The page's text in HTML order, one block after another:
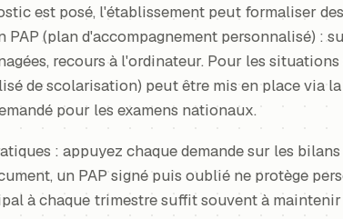
est posé, l'établissement peut formaliser
PAP (plan d'accompagnement personnalisé) :
recours à l'ordinateur. Pour les
de scolarisation) peut être mis en place via
pour les examens nationaux.
: appuyez chaque demande sur les
un PAP signé puis oublié ne protège
à chaque trimestre suffit souvent à maintenir